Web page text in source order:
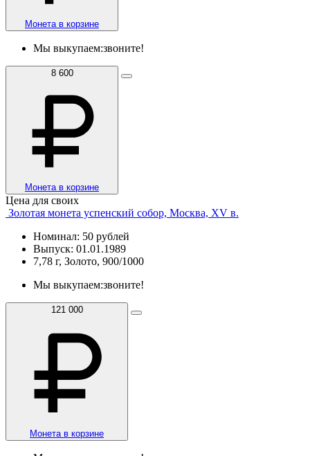
Монета в корзине
Мы выкупаем:звоните!
8 600
Монета в корзине
Цена для своих
Золотая монета успенский собор, Москва, XV в.
Номинал: 50 рублей
Выпуск: 01.01.1989
7,78 г, Золото, 900/1000
Мы выкупаем:звоните!
121 000
Монета в корзине